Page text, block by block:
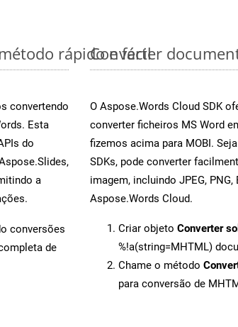
rápido e fácil
convertendo
Esta
do
a
conversões
de
Converter
O Aspose.Words Cloud SDK
converter ficheiros MS Word
fizemos acima para MOBI.
SDKs, pode converter
imagem, incluindo JPEG, PNG,
Aspose.Words Cloud.
Criar objeto Converter
%!a(string=MHTML)
Chame o método
para conversão de